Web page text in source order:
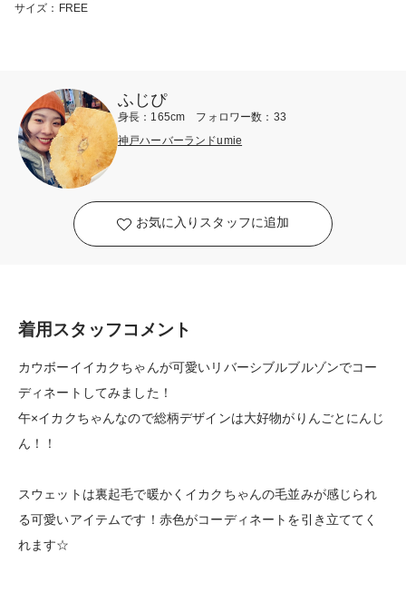
サイズ：FREE
ふじぴ
身長：165cm フォロワー数：33
神戸ハーバーランドumie
お気に入りスタッフに追加
着用スタッフコメント
カウボーイイカクちゃんが可愛いリバーシブルブルゾンでコー
ディネートしてみました！
午×イカクちゃんなので総柄デザインは大好物がりんごとにんじ
ん！！
スウェットは裏起毛で暖かくイカクちゃんの毛並みが感じられ
る可愛いアイテムです！赤色がコーディネートを引き立ててく
れます☆